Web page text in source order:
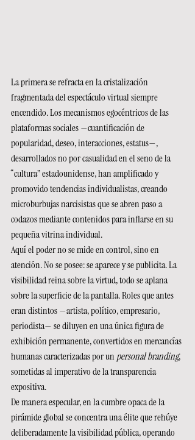
La primera se refracta en la cristalización
fragmentada del espectáculo virtual siempre
encendido. Los mecanismos egocéntricos de las
plataformas sociales —cuantificación de
popularidad, deseo, interacciones, estatus—,
desarrollados no por casualidad en el seno de la
“cultura” estadounidense, han amplificado y
promovido tendencias individualistas, creando
microburbujas narcisistas que se abren paso a
codazos mediante contenidos para inflarse en su
pequeña vitrina individual.
Aquí el poder no se mide en control, sino en
atención. No se posee: se aparece y se publicita. La
visibilidad reina sobre la virtud, todo se aplana
sobre la superficie de la pantalla. Roles que antes
eran distintos —artista, político, empresario,
periodista— se diluyen en una única figura de
exhibición permanente, convertidos en mercancías
humanas caracterizadas por un personal branding,
sometidas al imperativo de la transparencia
expositiva.
De manera especular, en la cumbre opaca de la
pirámide global se concentra una élite que rehúye
deliberadamente la visibilidad pública, operando